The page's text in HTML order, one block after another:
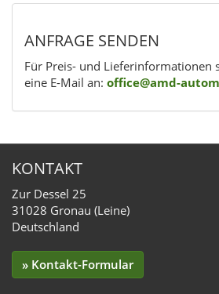
ANFRAGE SENDEN
Für Preis- und Lieferinformationen
eine E-Mail an: office@amd-
KONTAKT
Zur Dessel 25
31028 Gronau (Leine)
Deutschland
» Kontakt-Formular